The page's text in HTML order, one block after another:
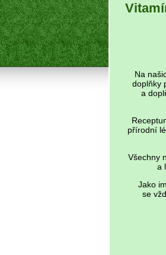
Na
doplňky
a
přírodní
Všechny
a
Jako
se